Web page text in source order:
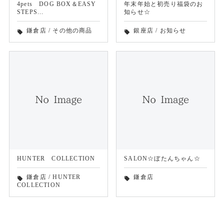
4pets DOG BOX＆EASY
STEPS...
local_offer 鎌倉店 / その他の商品
年末年始と初売り福袋のお
知らせ☆
local_offer 銀座店 / お知らせ
HUNTER COLLECTION
local_offer 鎌倉店 /HUNTER
COLLECTION
SALON☆ぼたんちゃん☆
local_offer 鎌倉店